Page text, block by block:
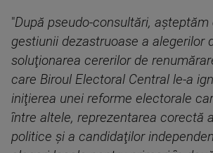
"După pseudo-consultări, aşteptăm
gestiunii dezastruoase a alegerilor
soluţionarea cererilor de
care Biroul Electoral Central le-a
iniţierea unei reforme electorale
între altele, reprezentarea corectă
politice şi a candidaţilor